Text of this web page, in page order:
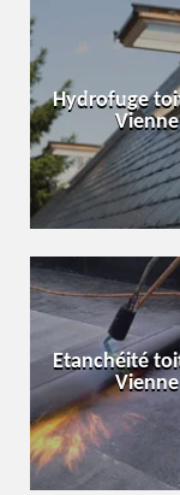
Hydrofuge
Vienne
Etanchéité
Vienne